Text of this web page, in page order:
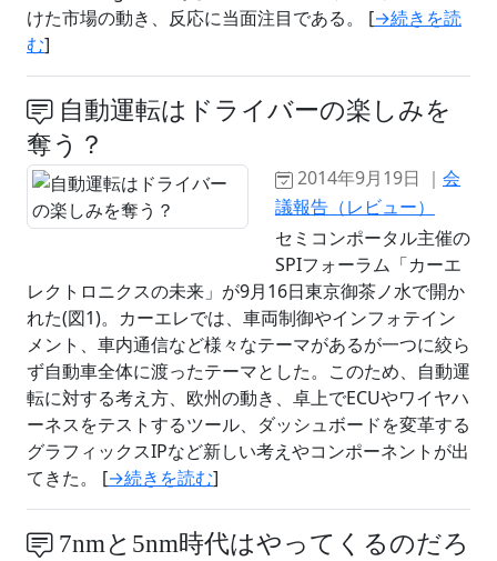
けた市場の動き、反応に当面注目である。 [→続きを読
む]
自動運転はドライバーの楽しみを
奪う？
2014年9月19日 ｜ 会
議報告（レビュー）
セミコンポータル主催の
SPIフォーラム「カーエ
レクトロニクスの未来」が9月16日東京御茶ノ水で開か
れた(図1)。カーエレでは、車両制御やインフォテイン
メント、車内通信など様々なテーマがあるが一つに絞ら
ず自動車全体に渡ったテーマとした。このため、自動運
転に対する考え方、欧州の動き、卓上でECUやワイヤハ
ーネスをテストするツール、ダッシュボードを変革する
グラフィックスIPなど新しい考えやコンポーネントが出
てきた。 [→続きを読む]
7nmと5nm時代はやってくるのだろ